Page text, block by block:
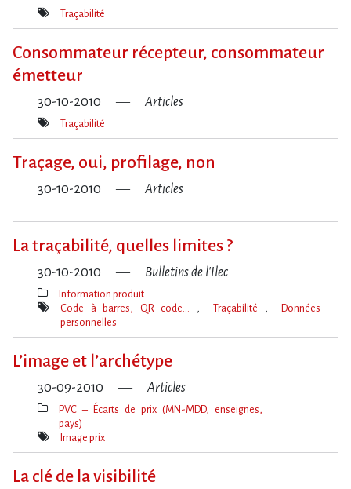
Mot(s)-
Traçabilité
Consommateur récepteur, consommateur
émetteur
30-10-2010 Articles
Mot(s)-
Traçabilité
Traçage, oui, profilage, non
30-10-2010 Articles
La traçabilité, quelles limites ?
30-10-2010 Bulletins de l'Ilec
Thèmes(s)
Information produit
Mot(s)-
Code à barres, QR code… Traçabilité
Données
personnelles
L’image et l’archétype
30-09-2010 Articles
Thèmes(s)
PVC – Écarts de prix (MN-MDD, enseignes,
pays)
Mot(s)-
Image prix
La clé de la visibilité